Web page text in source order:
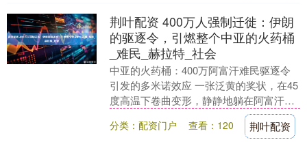
荆叶配资 400万人强制迁徙：伊朗
的驱逐令，引燃整个中亚的火药桶
_难民_赫拉特_社会
中亚的火药桶：400万阿富汗难民驱逐令
引发的多米诺效应 一张泛黄的奖状，在45
度高温下卷曲变形，静静地躺在阿富汗少
女颤抖的掌心里。这是她在德黑兰求学的
证明，曾经....
分类：配资门户 查看：120 荆叶配资